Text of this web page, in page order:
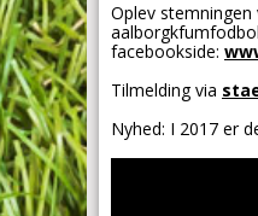
Oplev
facebookside:
Tilmelding via
Nyhed: I 2017 er